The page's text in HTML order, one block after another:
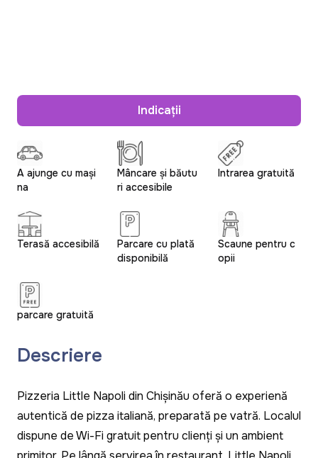
A ajunge cu mași
na
Mâncare și băutu
ri accesibile
Intrarea gratuită
Terasă accesibilă
Parcare cu plată
disponibilă
Scaune pentru c
opii
parcare gratuită
Descriere
Pizzeria Little Napoli din Chișinău oferă o experiență
autentică de pizza italiană, preparată pe vatră. Localul
dispune de Wi-Fi gratuit pentru clienți și un ambient
Indicații